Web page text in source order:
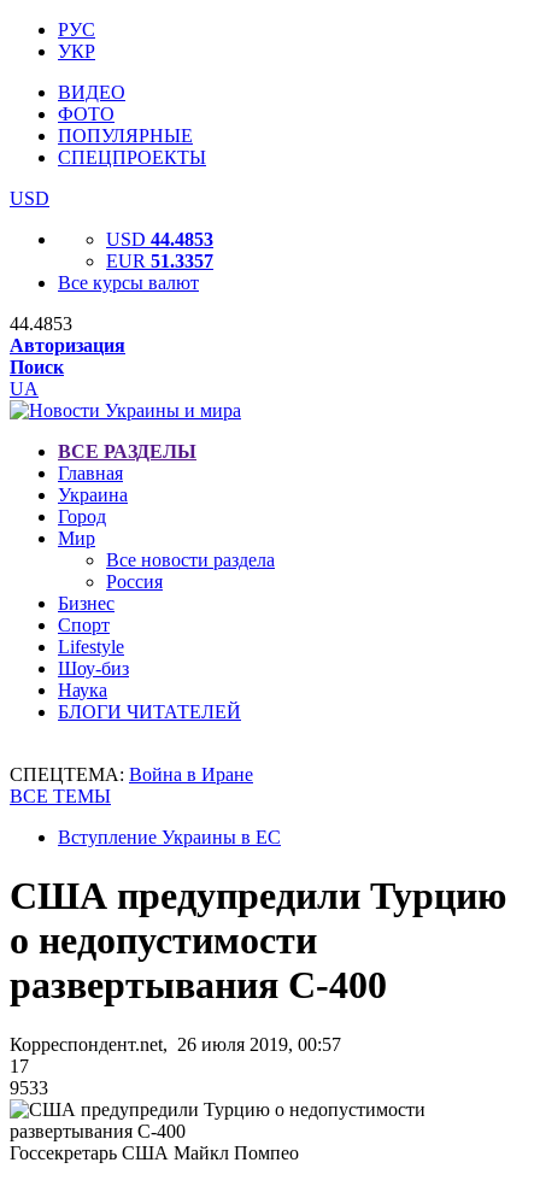
РУС
УКР
ВИДЕО
ФОТО
ПОПУЛЯРНЫЕ
СПЕЦПРОЕКТЫ
USD
USD 44.4853
EUR 51.3357
Все курсы валют
44.4853
Авторизация
Поиск
UA
ВСЕ РАЗДЕЛЫ
Главная
Украина
Город
Мир
Все новости раздела
Россия
Бизнес
Спорт
Lifestyle
Шоу-биз
Наука
БЛОГИ ЧИТАТЕЛЕЙ
СПЕЦТЕМА: Война в Иране
ВСЕ ТЕМЫ
Вступление Украины в ЕС
США предупредили Турцию
о недопустимости
развертывания С-400
Корреспондент.net, 26 июля 2019, 00:57
17
9533
Госсекретарь США Майкл Помпео